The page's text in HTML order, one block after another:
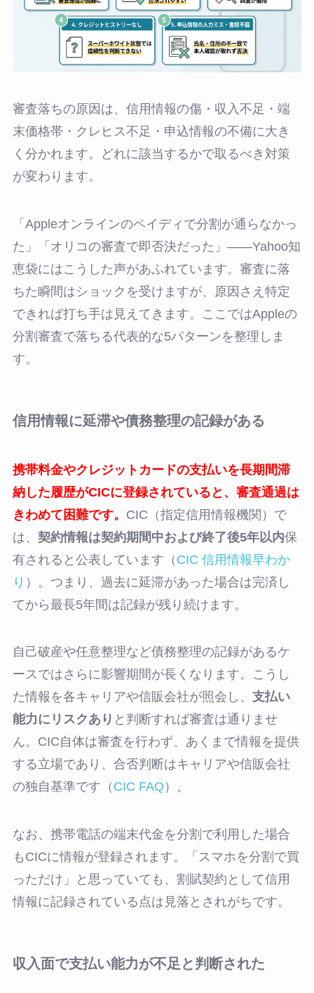
審査落ちの原因は、信用情報の傷・収入不足・端
末価格帯・クレヒス不足・申込情報の不備に大き
く分かれます。どれに該当するかで取るべき対策
が変わります。
「Appleオンラインのペイディで分割が通らなかっ
た」「オリコの審査で即否決だった」――Yahoo知
恵袋にはこうした声があふれています。審査に落
ちた瞬間はショックを受けますが、原因さえ特定
できれば打ち手は見えてきます。ここではAppleの
分割審査で落ちる代表的な5パターンを整理しま
す。
信用情報に延滞や債務整理の記録がある
携帯料金やクレジットカードの支払いを長期間滞
納した履歴がCICに登録されていると、審査通過は
きわめて困難です。 CIC（指定信用情報機関）で
は、 契約情報は契約期間中および終了後5年以内保
有されると公表しています（ CIC 信用情報早わか
り ）。つまり、過去に延滞があった場合は完済し
てから最長5年間は記録が残り続けます。
自己破産や任意整理など債務整理の記録があるケ
ースではさらに影響期間が長くなります。こうし
た情報を各キャリアや信販会社が照会し、 支払い
能力にリスクあり と判断すれば審査は通りませ
ん。CIC自体は審査を行わず、あくまで情報を提供
する立場であり、合否判断はキャリアや信販会社
の独自基準です（ CIC FAQ ）。
なお、携帯電話の端末代金を分割で利用した場合
もCICに情報が登録されます。「スマホを分割で買
っただけ」と思っていても、割賦契約として信用
情報に記録されている点は見落とされがちです。
収入面で支払い能力が不足と判断された